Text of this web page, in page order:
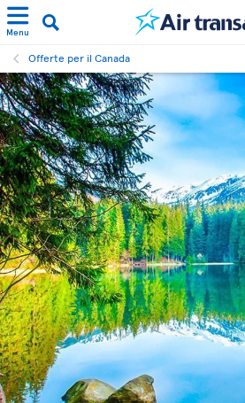
Menu
Offerte per il Canada